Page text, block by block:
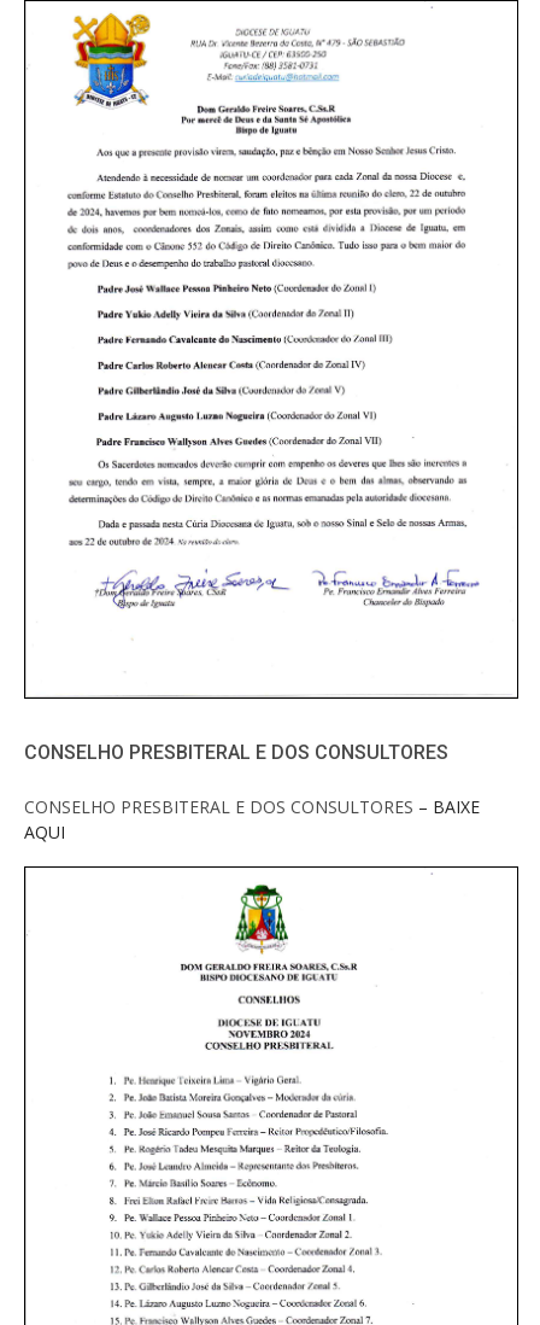
CONSELHO PRESBITERAL E DOS CONSULTORES
CONSELHO PRESBITERAL E DOS CONSULTORES – BAIXE
AQUI